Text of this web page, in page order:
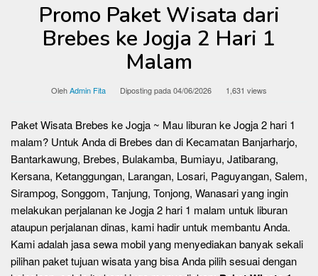
Promo Paket Wisata dari
Brebes ke Jogja 2 Hari 1
Malam
OlehAdmin Fita Diposting pada04/06/2026 1,631 views
Paket Wisata Brebes ke Jogja ~ Mau liburan ke Jogja 2 hari 1
malam? Untuk Anda di Brebes dan di Kecamatan Banjarharjo,
Bantarkawung, Brebes, Bulakamba, Bumiayu, Jatibarang,
Kersana, Ketanggungan, Larangan, Losari, Paguyangan, Salem,
Sirampog, Songgom, Tanjung, Tonjong, Wanasari yang ingin
melakukan perjalanan ke Jogja 2 hari 1 malam untuk liburan
ataupun perjalanan dinas, kami hadir untuk membantu Anda.
Kami adalah jasa sewa mobil yang menyediakan banyak sekali
pilihan paket tujuan wisata yang bisa Anda pilih sesuai dengan